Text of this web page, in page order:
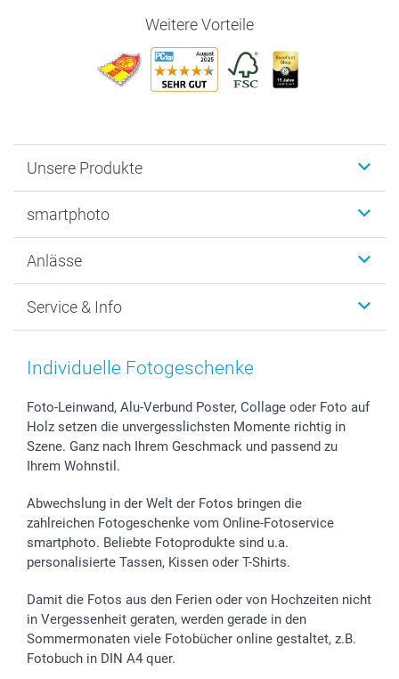
Weitere Vorteile
Unsere Produkte
Fotogeschenke
MyNameBook
Fotoabzüge, Fotos als Buch & Poster
Zubehör & Material
Sticker & Etiketten
Geschenk-Gutscheine (PDF)
smartphoto
Warum smartphoto
Datenschutz
AGB
Presse
Partnerprogramme
Investor Relations
Widerrufsrecht
Anlässe
Neujahr
Muttertag
Kommunion & Konfirmation
Hochzeit
Geburtstag
Zu allen Anlässen
Service & Info
Preise und Versandkosten
48h Lieferung
Zahlungsmöglichkeiten
Anmelden /Registrieren
Status der Bestellung
smartfriends
smartgarantie
smartbonus
Individuelle Fotogeschenke
Foto-Leinwand, Alu-Verbund Poster, Collage oder Foto auf
Holz setzen die unvergesslichsten Momente richtig in
Szene. Ganz nach Ihrem Geschmack und passend zu
Ihrem Wohnstil.
Abwechslung in der Welt der Fotos bringen die
zahlreichen Fotogeschenke vom Online-Fotoservice
smartphoto. Beliebte Fotoprodukte sind u.a.
personalisierte Tassen, Kissen oder T-Shirts.
Damit die Fotos aus den Ferien oder von Hochzeiten nicht
in Vergessenheit geraten, werden gerade in den
Sommermonaten viele Fotobücher online gestaltet, z.B.
Fotobuch in DIN A4 quer.